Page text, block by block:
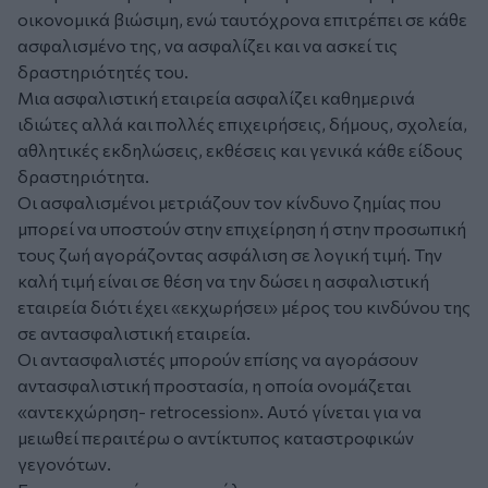
οικονομικά βιώσιμη, ενώ ταυτόχρονα επιτρέπει σε κάθε
ασφαλισμένο της, να ασφαλίζει και να ασκεί τις
δραστηριότητές του.
Μια ασφαλιστική εταιρεία ασφαλίζει καθημερινά
ιδιώτες αλλά και πολλές επιχειρήσεις, δήμους, σχολεία,
αθλητικές εκδηλώσεις, εκθέσεις και γενικά κάθε είδους
δραστηριότητα.
Οι ασφαλισμένοι μετριάζουν τον κίνδυνο ζημίας που
μπορεί να υποστούν στην επιχείρηση ή στην προσωπική
τους ζωή αγοράζοντας ασφάλιση σε λογική τιμή. Την
καλή τιμή είναι σε θέση να την δώσει η ασφαλιστική
εταιρεία διότι έχει «εκχωρήσει» μέρος του κινδύνου της
σε αντασφαλιστική εταιρεία.
Οι αντασφαλιστές μπορούν επίσης να αγοράσουν
αντασφαλιστική προστασία, η οποία ονομάζεται
«αντεκχώρηση- retrocession». Αυτό γίνεται για να
μειωθεί περαιτέρω ο αντίκτυπος καταστροφικών
γεγονότων.